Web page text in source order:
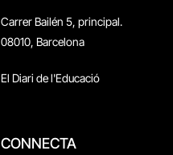
Carrer Bailén 5, principal.
08010, Barcelona
El Diari de l'Educació
CONNECTA